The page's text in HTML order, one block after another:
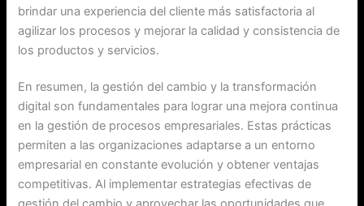
brindar una experiencia del cliente más satisfactoria al
agilizar los procesos y mejorar la calidad y consistencia de
los productos y servicios.
En resumen, la gestión del cambio y la transformación
digital son fundamentales para lograr una mejora continua
en la gestión de procesos empresariales. Estas prácticas
permiten a las organizaciones adaptarse a un entorno
empresarial en constante evolución y obtener ventajas
competitivas. Al implementar estrategias efectivas de